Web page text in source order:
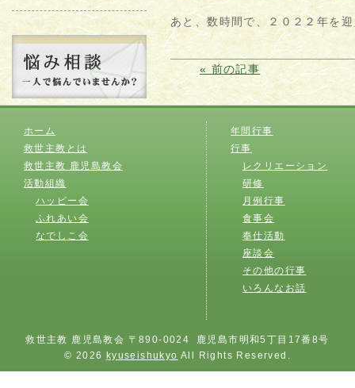
あと、数時間で、２０２２年を
« 前の記事
ホーム
救世主教とは
救世主教 鹿児島教会
活動組織
ハッピー会
ふれあい会
なでしこ会
年間行事
行事
レクリエーション
研修
月例行事
食事会
奉仕活動
座談会
その他の行事
いろんなお話
救世主教 鹿児島教会 〒890-0024 鹿児島市明和5丁目17番8号
© 2026
kyuseishukyo All Rights Reserved.